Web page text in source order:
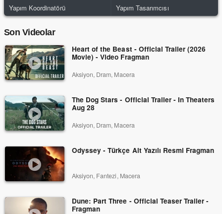
Yapım Koordinatörü
Yapım Tasarımcısı
Son Videolar
Heart of the Beast - Official Trailer (2026
Movie) - Video Fragman
Aksiyon, Dram, Macera
The Dog Stars - Official Trailer - In Theaters
Aug 28
Aksiyon, Dram, Macera
Odyssey - Türkçe Alt Yazılı Resmi Fragman
Aksiyon, Fantezi, Macera
Dune: Part Three - Official Teaser Trailer -
Fragman